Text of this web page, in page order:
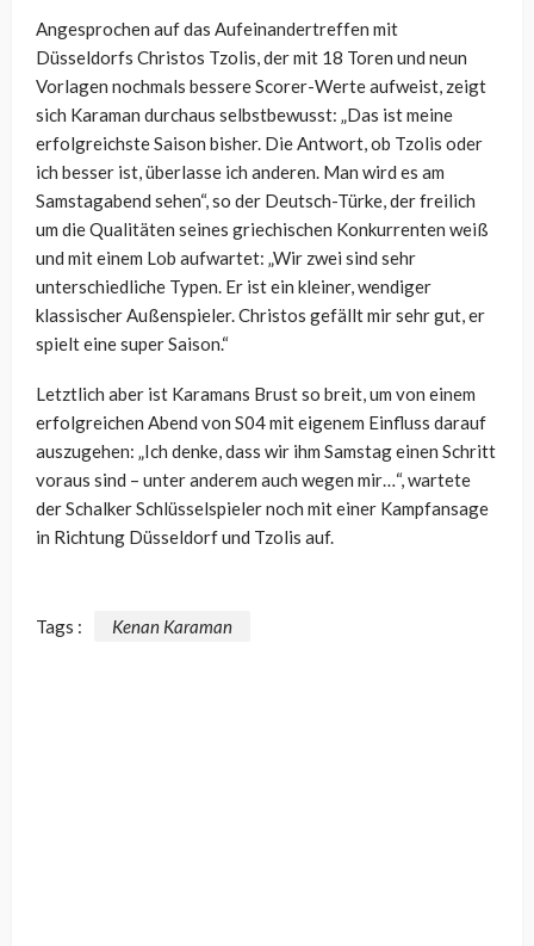
Angesprochen auf das Aufeinandertreffen mit
Düsseldorfs Christos Tzolis, der mit 18 Toren und neun
Vorlagen nochmals bessere Scorer-Werte aufweist, zeigt
sich Karaman durchaus selbstbewusst: „Das ist meine
erfolgreichste Saison bisher. Die Antwort, ob Tzolis oder
ich besser ist, überlasse ich anderen. Man wird es am
Samstagabend sehen“, so der Deutsch-Türke, der freilich
um die Qualitäten seines griechischen Konkurrenten weiß
und mit einem Lob aufwartet: „Wir zwei sind sehr
unterschiedliche Typen. Er ist ein kleiner, wendiger
klassischer Außenspieler. Christos gefällt mir sehr gut, er
spielt eine super Saison.“
Letztlich aber ist Karamans Brust so breit, um von einem
erfolgreichen Abend von S04 mit eigenem Einfluss darauf
auszugehen: „Ich denke, dass wir ihm Samstag einen Schritt
voraus sind – unter anderem auch wegen mir…“, wartete
der Schalker Schlüsselspieler noch mit einer Kampfansage
in Richtung Düsseldorf und Tzolis auf.
Tags : Kenan Karaman